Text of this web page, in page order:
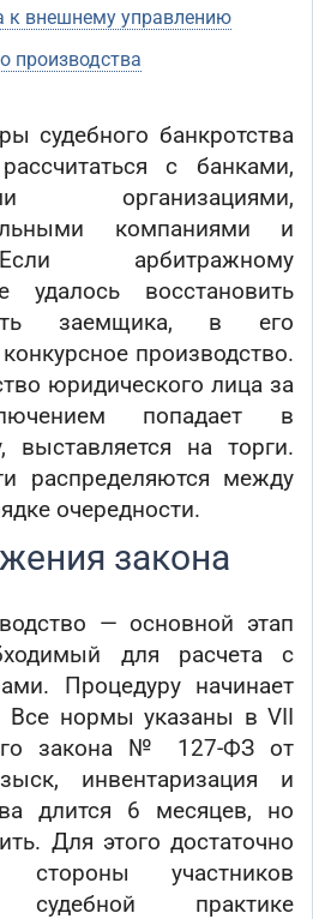
к внешнему управлению
производства
судебного банкротства
с банками,
организациями,
компаниями и
арбитражному
удалось восстановить
заемщика, в его
производство.
юридического лица за
попадает в
выставляется на торги.
распределяются между
очередности.
закона
— основной этап
для расчета с
Процедуру начинает
Все нормы указаны в VII
закона № 127-ФЗ от
инвентаризация и
длится 6 месяцев, но
Для этого достаточно
стороны участников
практике